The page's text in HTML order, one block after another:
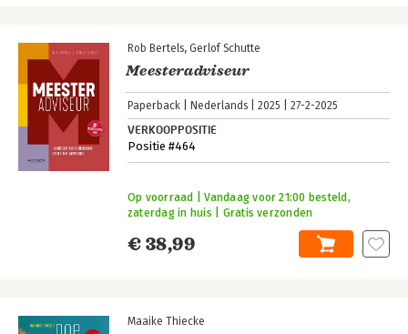
Rob Bertels Gerlof Schutte
Meesteradviseur
Paperback Nederlands 2025 27-2-2025
VERKOOPPOSITIE
Positie #464
€ 38,99
Op voorraad | Vandaag voor 21:00 besteld,
zaterdag in huis | Gratis verzonden
Maaike Thiecke